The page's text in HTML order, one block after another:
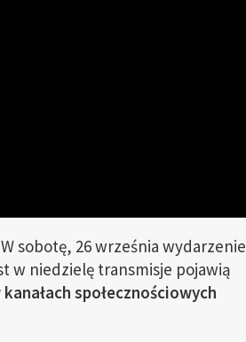
sobotę, 26 września wydarzenie
w niedzielę transmisje pojawią
kanałach społecznościowych